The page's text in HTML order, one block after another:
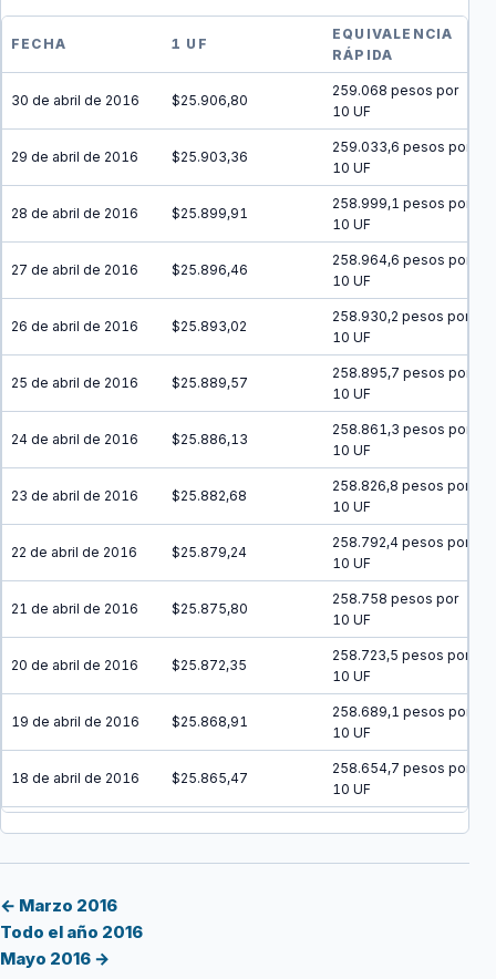
FECHA 1 UF
EQUIVALENCIA
RÁPIDA
30 de abril de 2016 $25.906,80
259.068 pesos por
10 UF
29 de abril de 2016 $25.903,36
259.033,6 pesos por
10 UF
28 de abril de 2016 $25.899,91
258.999,1 pesos por
10 UF
27 de abril de 2016 $25.896,46
258.964,6 pesos por
10 UF
26 de abril de 2016 $25.893,02
258.930,2 pesos por
10 UF
25 de abril de 2016 $25.889,57
258.895,7 pesos por
10 UF
24 de abril de 2016 $25.886,13
258.861,3 pesos por
10 UF
23 de abril de 2016 $25.882,68
258.826,8 pesos por
10 UF
22 de abril de 2016 $25.879,24
258.792,4 pesos por
10 UF
21 de abril de 2016 $25.875,80
258.758 pesos por
10 UF
20 de abril de 2016 $25.872,35
258.723,5 pesos por
10 UF
19 de abril de 2016 $25.868,91
258.689,1 pesos por
10 UF
18 de abril de 2016 $25.865,47
258.654,7 pesos por
10 UF
17 de abril de 2016 $25.862,03
← Marzo 2016
Todo el año 2016
Mayo 2016 →